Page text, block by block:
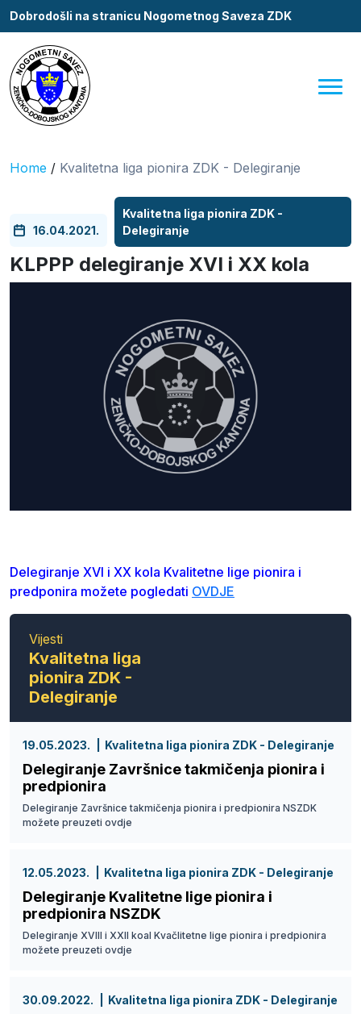
Dobrodošli na stranicu Nogometnog Saveza ZDK
Home / Kvalitetna liga pionira ZDK - Delegiranje
16.04.2021.
Kvalitetna liga pionira ZDK -
Delegiranje
KLPPP delegiranje XVI i XX kola
Delegiranje XVI i XX kola Kvalitetne lige pionira i
predponira možete pogledati OVDJE
Vijesti
Kvalitetna liga
pionira ZDK -
Delegiranje
19.05.2023. Kvalitetna liga pionira ZDK - Delegiranje
Delegiranje Završnice takmičenja pionira i
predpionira
Delegiranje Završnice takmičenja pionira i predpionira NSZDK
možete preuzeti ovdje
12.05.2023. Kvalitetna liga pionira ZDK - Delegiranje
Delegiranje Kvalitetne lige pionira i
predpionira NSZDK
Delegiranje XVIII i XXII koal Kvačlitetne lige pionira i predpionira
možete preuzeti ovdje
30.09.2022. Kvalitetna liga pionira ZDK - Delegiranje